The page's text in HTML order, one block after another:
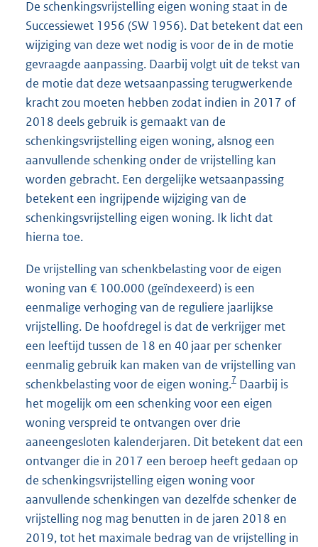
De schenkingsvrijstelling eigen woning staat in de
Successiewet 1956 (SW 1956). Dat betekent dat een
wijziging van deze wet nodig is voor de in de motie
gevraagde aanpassing. Daarbij volgt uit de tekst van
de motie dat deze wetsaanpassing terugwerkende
kracht zou moeten hebben zodat indien in 2017 of
2018 deels gebruik is gemaakt van de
schenkingsvrijstelling eigen woning, alsnog een
aanvullende schenking onder de vrijstelling kan
worden gebracht. Een dergelijke wetsaanpassing
betekent een ingrijpende wijziging van de
schenkingsvrijstelling eigen woning. Ik licht dat
hierna toe.
De vrijstelling van schenkbelasting voor de eigen
woning van € 100.000 (geïndexeerd) is een
eenmalige verhoging van de reguliere jaarlijkse
vrijstelling. De hoofdregel is dat de verkrijger met
een leeftijd tussen de 18 en 40 jaar per schenker
eenmalig gebruik kan maken van de vrijstelling van
schenkbelasting voor de eigen woning.7 Daarbij is
het mogelijk om een schenking voor een eigen
woning verspreid te ontvangen over drie
aaneengesloten kalenderjaren. Dit betekent dat een
ontvanger die in 2017 een beroep heeft gedaan op
de schenkingsvrijstelling eigen woning voor
aanvullende schenkingen van dezelfde schenker de
vrijstelling nog mag benutten in de jaren 2018 en
2019, tot het maximale bedrag van de vrijstelling in